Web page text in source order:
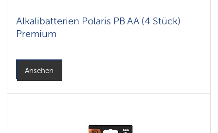
Alkalibatterien Polaris PB AA (4 Stück)
Premium
Ansehen